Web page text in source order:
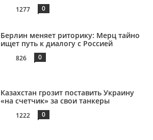
1277 0
Берлин меняет риторику: Мерц тайно
ищет путь к диалогу с Россией
826 0
Казахстан грозит поставить Украину
«на счетчик» за свои танкеры
1222 0